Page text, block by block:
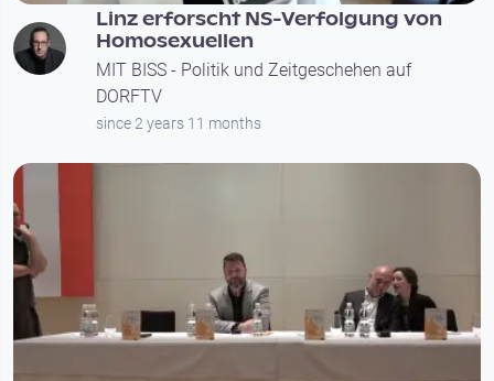
Linz erforscht NS-Verfolgung von
Homosexuellen
MIT BISS - Politik und Zeitgeschehen auf
DORFTV
since 2 years 11 months